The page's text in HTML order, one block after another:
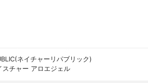
ネイチャーリパブリック)
スチャー アロエジェル